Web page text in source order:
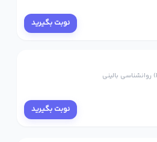
نوبت بگیرید
نوبت بگیرید